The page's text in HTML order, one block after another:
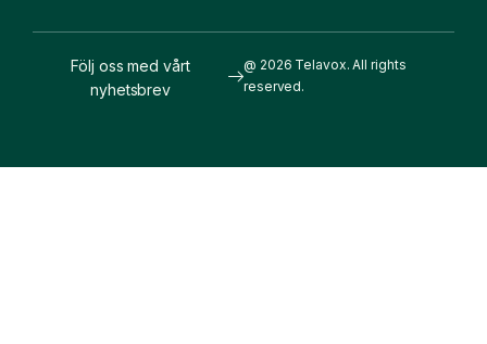
@ 2026 Telavox. All rights
reserved.
Följ oss med vårt
nyhetsbrev